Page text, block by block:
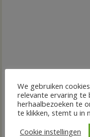
We gebruiken
relevante ervaring te
herhaalbezoeken te
te klikken, stemt u in
Cookie instellingen